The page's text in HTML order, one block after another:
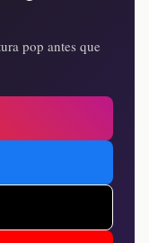
pop antes que